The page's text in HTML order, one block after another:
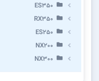
ES350
RX350
ES250
NX200
NX300